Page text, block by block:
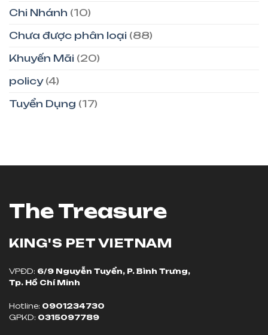
Chi Nhánh (10)
Chưa được phân loại (88)
Khuyến Mãi (20)
policy(4)
Tuyển Dụng (17)
The Treasure
KING'S PET VIETNAM
VPĐD: 6/9 Nguyễn Tuyển, P. Bình Trưng,
Tp. Hồ Chí Minh
Hotline: 0901234730
GPKD: 0315097789